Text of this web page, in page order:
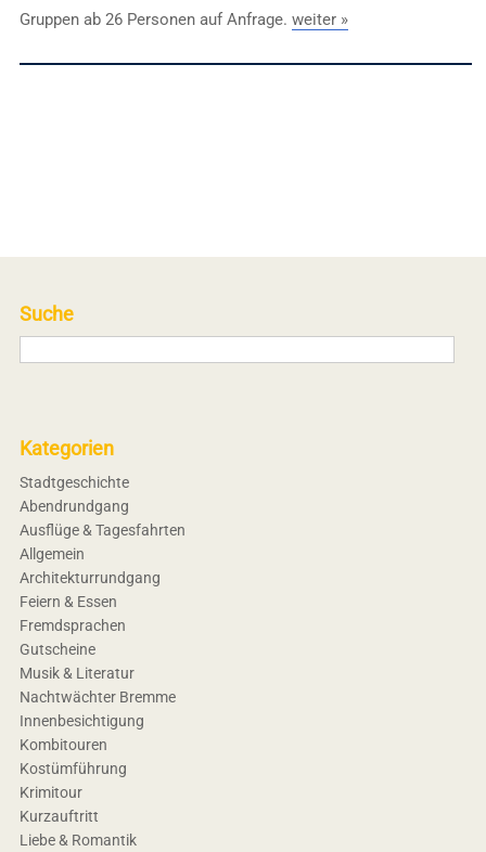
Gruppen ab 26 Personen auf Anfrage. weiter »
Suche
Kategorien
Stadtgeschichte
Abendrundgang
Ausflüge & Tagesfahrten
Allgemein
Architekturrundgang
Feiern & Essen
Fremdsprachen
Gutscheine
Musik & Literatur
Nachtwächter Bremme
Innenbesichtigung
Kombitouren
Kostümführung
Krimitour
Kurzauftritt
Liebe & Romantik